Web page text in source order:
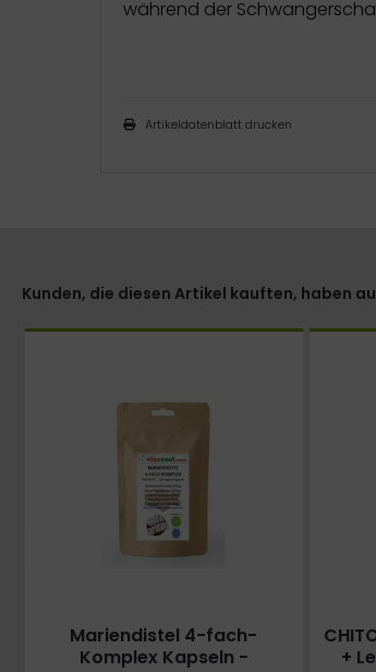
während der
Artikeldatenblatt drucken
Kunden, die diesen Artikel kauften, haben
Mariendistel 4-fach-
Komplex Kapseln -
+